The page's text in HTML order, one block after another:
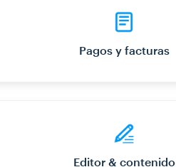
Pagos y facturas
Editor & contenido